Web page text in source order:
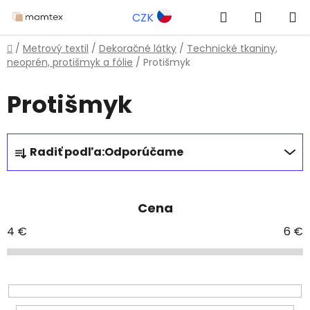
na
obsah
CZK Hľadať
KOŠÍK
Domov
/ Metrový textil / Dekoračné látky / Technické tkaniny,
neoprén, protišmyk a fólie / Protišmyk
Protišmyk
R
a
d
i
e
r
o
Radiť podľa:Odporúčame
Cena
4 € 6 €